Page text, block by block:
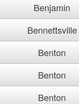
Benjamin
Bennettsville
Benton
Benton
Benton